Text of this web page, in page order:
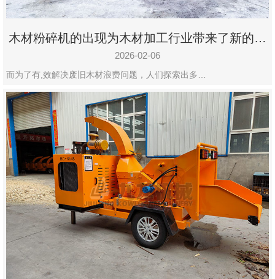
木材粉碎机的出现为木材加工行业带来了新的变
化
2026-02-06
而为了有,效解决废旧木材浪费问题，人们探索出多…